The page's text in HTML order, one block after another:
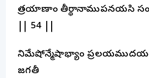
త్రయాణాం తీర్థానాముపనయసి
|| 54 ||
నిమేషోన్మేషాభ్యాం
జగతీ